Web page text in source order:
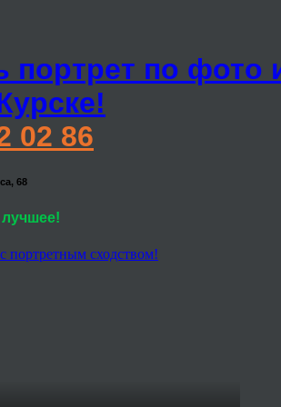
портрет по фото
02 86
68
портретным сходством!